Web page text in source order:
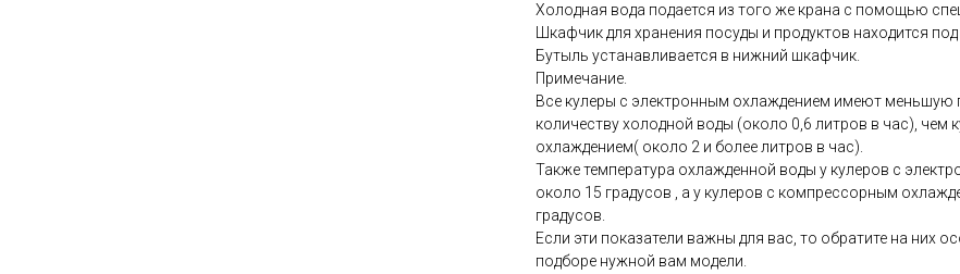
Холодная вода подается из того же крана с помощью
Шкафчик для хранения посуды и продуктов находится
Бутыль устанавливается в нижний шкафчик.
Примечание.
Все кулеры с электронным охлаждением имеют меньшую
количеству холодной воды (около 0,6 литров в час), чем
охлаждением( около 2 и более литров в час).
Также температура охлажденной воды у кулеров с
около 15 градусов , а у кулеров с компрессорным
градусов.
Если эти показатели важны для вас, то обратите на них
подборе нужной вам модели.